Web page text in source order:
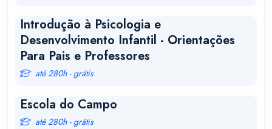
Introdução à Psicologia e
Desenvolvimento Infantil - Orientações
Para Pais e Professores
até 280h - grátis
Escola do Campo
até 280h - grátis